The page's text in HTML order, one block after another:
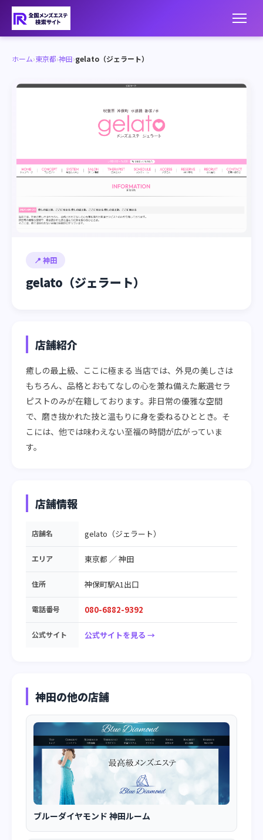
ホーム›東京都›神田›gelato（ジェラート）
📍 神田
gelato（ジェラート）
店舗紹介
癒しの最上級、ここに極まる 当店では、外見の美しさは
もちろん、品格とおもてなしの心を兼ね備えた厳選セラ
ピストのみが在籍しております。非日常の優雅な空間
で、磨き抜かれた技と温もりに身を委ねるひととき。そ
こには、他では味わえない至福の時間が広がっていま
す。
店舗情報
店舗名 gelato（ジェラート）
エリア 東京都 ／神田
住所 神保町駅A1出口
電話番号 080-6882-9392
公式サイト 公式サイトを見る →
神田の他の店舗
ブルーダイヤモンド 神田ルーム